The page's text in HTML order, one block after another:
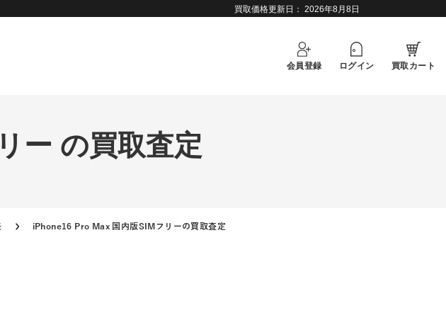
買取価格更新日： 2026年8月8日
会員登録 ログイン 買取カート
ー の買取査定
iPhone16 Pro Max 国内版SIMフリーの買取査定